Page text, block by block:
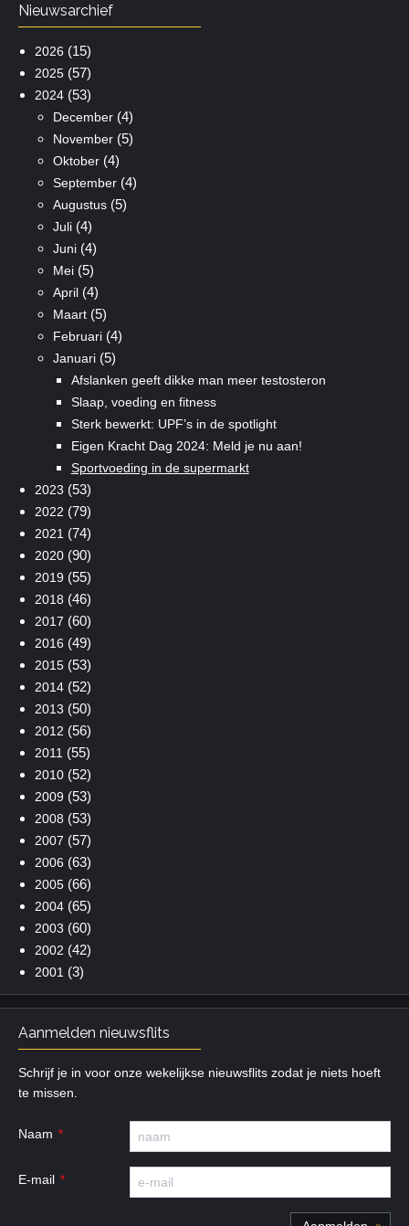
Nieuwsarchief
2026 (15)
2025(57)
2024(53)
December(4)
November(5)
Oktober(4)
September(4)
Augustus(5)
Juli(4)
Juni(4)
Mei(5)
April(4)
Maart(5)
Februari(4)
Januari(5)
Afslanken geeft dikke man meer testosteron
Slaap, voeding en fitness
Sterk bewerkt: UPF’s in de spotlight
Eigen Kracht Dag 2024: Meld je nu aan!
Sportvoeding in de supermarkt
2023 (53)
2022 (79)
2021 (74)
2020(90)
2019 (55)
2018 (46)
2017 (60)
2016 (49)
2015(53)
2014(52)
2013 (50)
2012 (56)
2011 (55)
2010(52)
2009 (53)
2008 (53)
2007 (57)
2006 (63)
2005(66)
2004(65)
2003 (60)
2002 (42)
2001 (3)
Aanmelden nieuwsflits
Schrijf je in voor onze wekelijkse nieuwsflits zodat je niets hoeft
te missen.
Naam
E-mail